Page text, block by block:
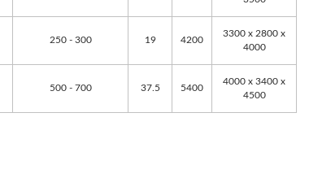
250 - 300 19 4200
3300 x 2800 x
4000
500 - 700 37.5 5400
4000 x 3400 x
4500